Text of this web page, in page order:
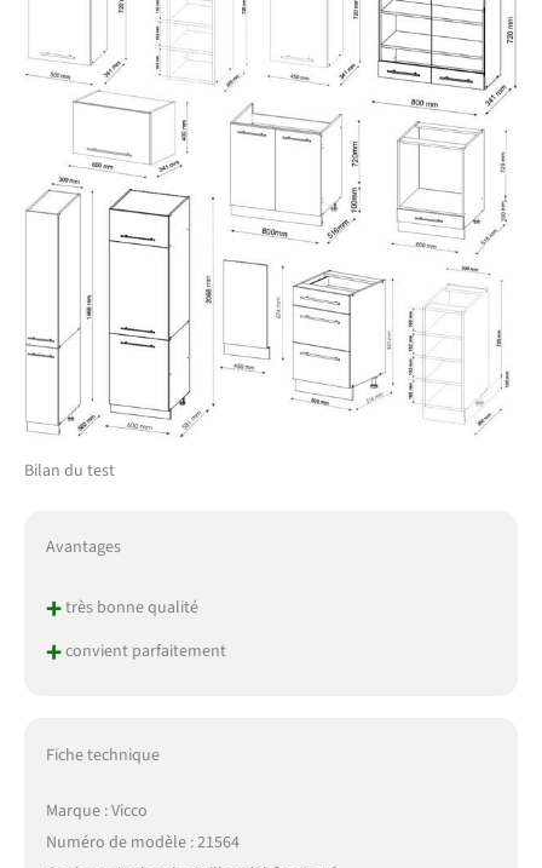
Bilan du test
Avantages
+très bonne qualité
+convient parfaitement
Fiche technique
Marque : Vicco
Numéro de modèle : 21564